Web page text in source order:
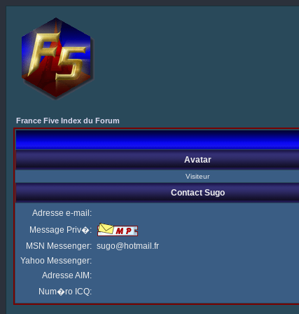
France Five Index du Forum
Avatar
Visiteur
Contact Sugo
Adresse e-mail:
Message Priv�:
MSN Messenger: sugo@hotmail.fr
Yahoo Messenger:
Adresse AIM:
Num�ro ICQ: